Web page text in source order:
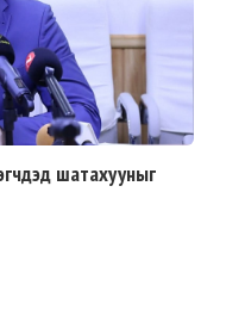
шатахууныг